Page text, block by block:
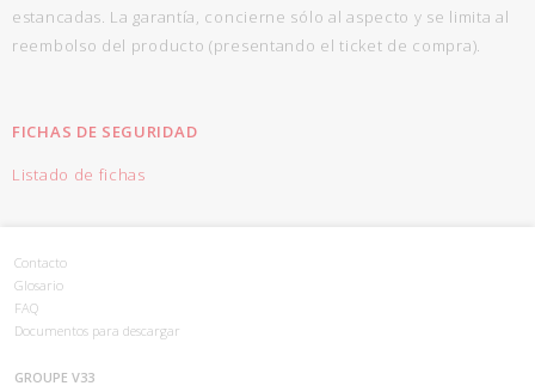
estancadas. La garantía, concierne sólo al aspecto y se limita al
reembolso del producto (presentando el ticket de compra).
FICHAS DE SEGURIDAD
Listado de fichas
Contacto
Glosario
FAQ
Documentos para descargar
GROUPE V33